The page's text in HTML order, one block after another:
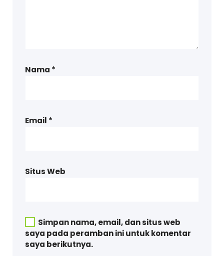
Nama *
Email *
Situs Web
Simpan nama, email, dan situs web
saya pada peramban ini untuk komentar
saya berikutnya.